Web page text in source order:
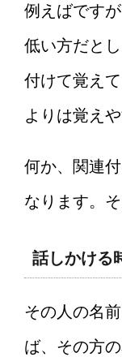
例えばです
低い方だと
付けて覚え
よりは覚え
何か、関連
なります。
話しかける
その人の名
ば、その方